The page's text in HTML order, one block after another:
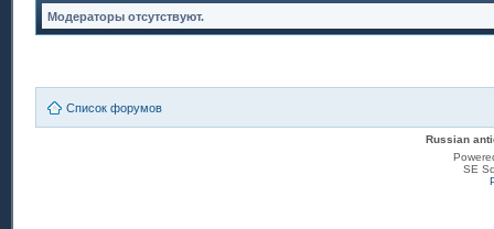
Модераторы отсутствуют.
Список форумов
Russian
SE